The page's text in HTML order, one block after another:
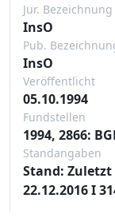
Jur. Bezeichnung
InsO
Pub.
InsO
Veröffentlicht
05.10.1994
Fundstellen
1994, 2866:
Standangaben
Stand: Zuletzt
22.12.2016 I